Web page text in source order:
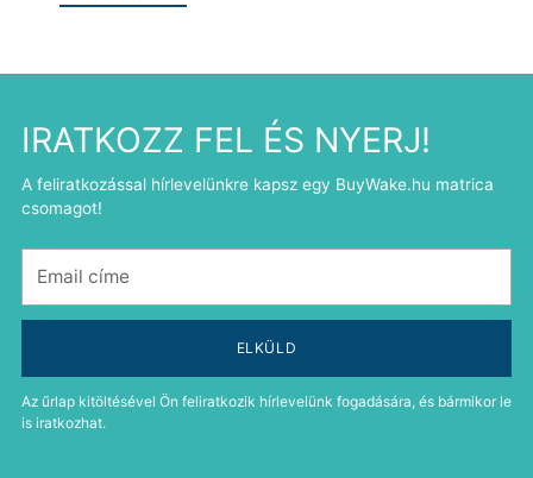
IRATKOZZ FEL ÉS NYERJ!
A feliratkozással hírlevelünkre kapsz egy BuyWake.hu matrica
csomagot!
címe
ELKÜLD
Az űrlap kitöltésével Ön feliratkozik hírlevelünk fogadására, és bármikor le
is iratkozhat.